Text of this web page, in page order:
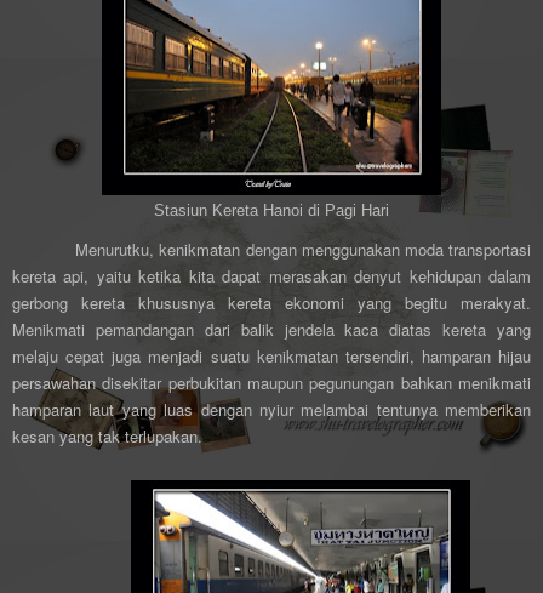
Stasiun Kereta Hanoi di Pagi Hari
Menurutku, kenikmatan dengan menggunakan moda transportasi
kereta api, yaitu ketika kita dapat merasakan denyut kehidupan dalam
gerbong kereta khususnya kereta ekonomi yang begitu merakyat.
Menikmati pemandangan dari balik jendela kaca diatas kereta yang
melaju cepat juga menjadi suatu kenikmatan tersendiri, hamparan hijau
persawahan disekitar perbukitan maupun pegunungan bahkan menikmati
hamparan laut yang luas dengan nyiur melambai tentunya memberikan
kesan yang tak terlupakan.